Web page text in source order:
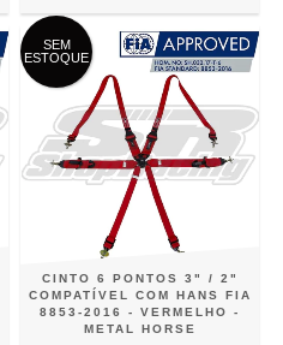
SEM
ESTOQUE
CINTO 6 PONTOS 3" / 2"
COMPATÍVEL COM HANS FIA
8853-2016 - VERMELHO -
METAL HORSE